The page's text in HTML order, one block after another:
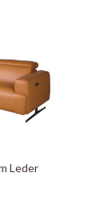
Leder